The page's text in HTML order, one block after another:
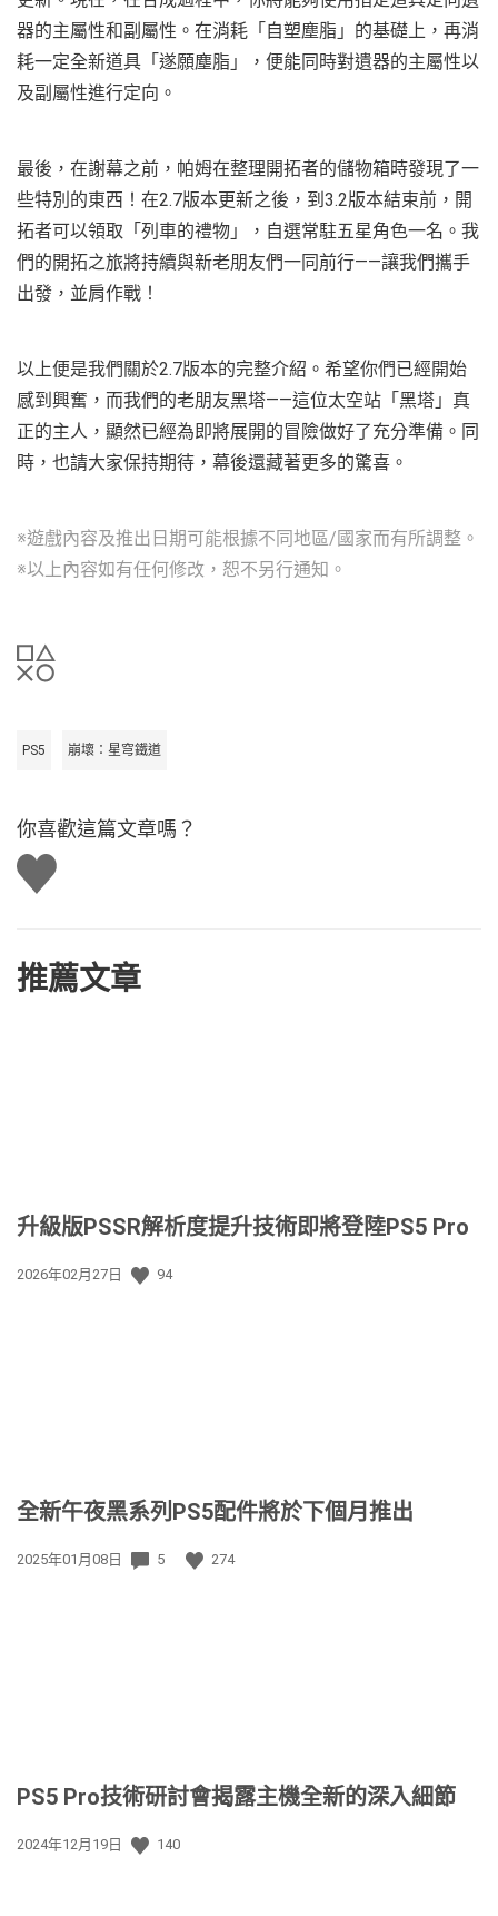
器的主屬性和副屬性。在消耗「自塑塵脂」的基礎上，再消
耗一定全新道具「遂願塵脂」，便能同時對遺器的主屬性以
及副屬性進行定向。
最後，在謝幕之前，帕姆在整理開拓者的儲物箱時發現了一
些特別的東西！在2.7版本更新之後，到3.2版本結束前，開
拓者可以領取「列車的禮物」，自選常駐五星角色一名。我
們的開拓之旅將持續與新老朋友們一同前行——讓我們攜手
出發，並肩作戰！
以上便是我們關於2.7版本的完整介紹。希望你們已經開始
感到興奮，而我們的老朋友黑塔——這位太空站「黑塔」真
正的主人，顯然已經為即將展開的冒險做好了充分準備。同
時，也請大家保持期待，幕後還藏著更多的驚喜。
※遊戲內容及推出日期可能根據不同地區/國家而有所調整。
※以上內容如有任何修改，恕不另行通知。
PS5 崩壞：星穹鐵道
你喜歡這篇文章嗎？
讚
推薦文章
升級版PSSR解析度提升技術即將登陸PS5 Pro
發
2026年02月27日 94
全新午夜黑系列PS5配件將於下個月推出
發
2025年01月08日 5 274
PS5 Pro技術研討會揭露主機全新的深入細節
發
2024年12月19日 140